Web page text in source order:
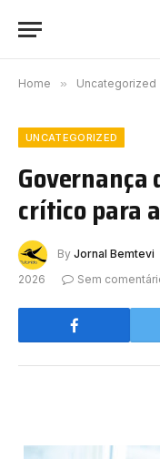
Home » Uncategorized
UNCATEGORIZED
Governança
crítico para
By Jornal Bemtevi
2026
Sem